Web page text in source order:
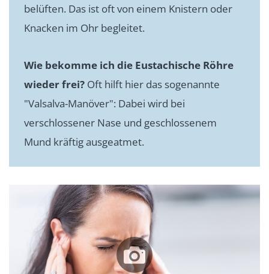
belüften. Das ist oft von einem Knistern oder
Knacken im Ohr begleitet.
Wie bekomme ich die Eustachische Röhre
wieder frei? Oft hilft hier das sogenannte
"Valsalva-Manöver": Dabei wird bei
verschlossener Nase und geschlossenem
Mund kräftig ausgeatmet.